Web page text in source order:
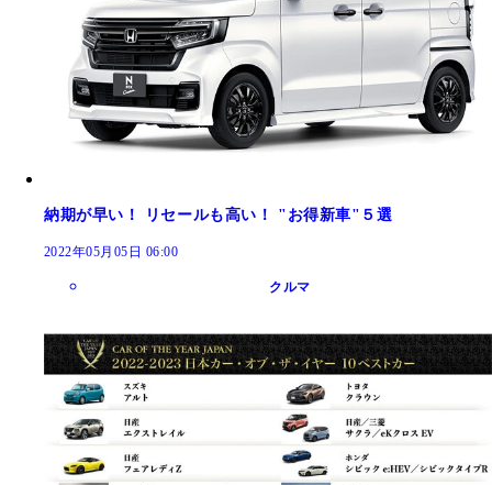
納期が早い！ リセールも高い！ "お得新車"５選
2022年05月05日 06:00
クルマ